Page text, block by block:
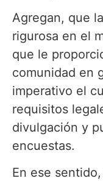
Agregan, que
rigurosa en el
que le
comunidad en
imperativo el
requisitos
divulgación y
encuestas.
En ese